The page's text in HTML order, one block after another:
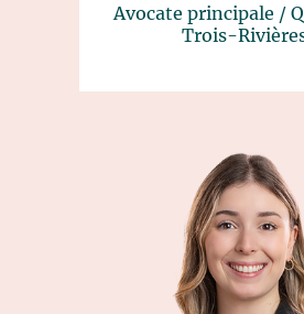
Avocate principale /
Trois-